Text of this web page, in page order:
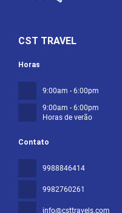
CST TRAVEL
Contato
9988846414
9982760261
info@csttravels.com
Horas
9:00am - 6:00pm
9:00am - 6:00pm
Horas de verão